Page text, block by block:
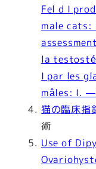
Fel d I
male
la
I par les
mâles: I.
猫の臨床指
術
Use of